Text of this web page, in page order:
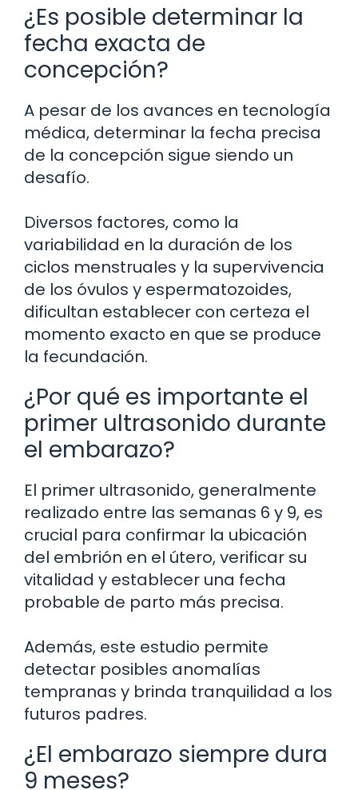
¿Es posible determinar la
fecha exacta de
concepción?
A pesar de los avances en tecnología
médica, determinar la fecha precisa
de la concepción sigue siendo un
desafío.
Diversos factores, como la
variabilidad en la duración de los
ciclos menstruales y la supervivencia
de los óvulos y espermatozoides,
dificultan establecer con certeza el
momento exacto en que se produce
la fecundación.
¿Por qué es importante el
primer ultrasonido durante
el embarazo?
El primer ultrasonido, generalmente
realizado entre las semanas 6 y 9, es
crucial para confirmar la ubicación
del embrión en el útero, verificar su
vitalidad y establecer una fecha
probable de parto más precisa.
Además, este estudio permite
detectar posibles anomalías
tempranas y brinda tranquilidad a los
futuros padres.
¿El embarazo siempre dura
9 meses?